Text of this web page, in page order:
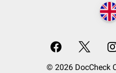
© 2026 DocCheck